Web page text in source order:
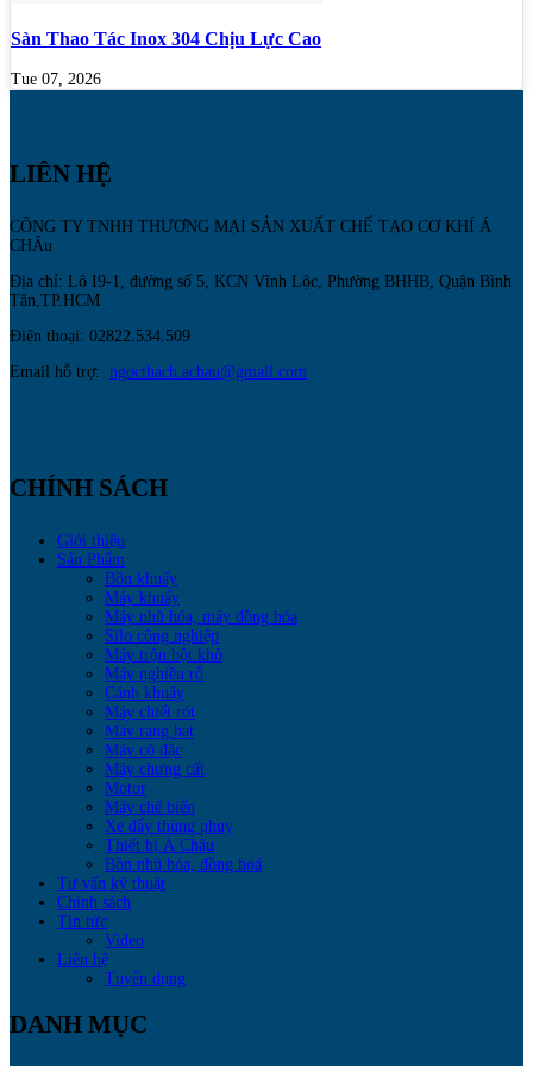
Sàn Thao Tác Inox 304 Chịu Lực Cao
Tue 07, 2026
LIÊN HỆ
CÔNG TY TNHH THƯƠNG MẠI SẢN XUẤT CHẾ TẠO CƠ KHÍ Á
CHÂu
Địa chỉ: Lô I9-1, đường số 5, KCN Vĩnh Lộc, Phường BHHB, Quận Bình
Tân,TP.HCM
Điện thoại: 02822.534.509
Email hỗ trợ: ngocthach.achau@gmail.com
CHÍNH SÁCH
Giới thiệu
Sản Phẩm
Bồn khuấy
Máy khuấy
Máy nhũ hóa, máy đồng hóa
Silo công nghiệp
Máy trộn bột khô
Máy nghiền rổ
Cánh khuấy
Máy chiết rót
Máy rang hạt
Máy cô đặc
Máy chưng cất
Motor
Máy chế biến
Xe đẩy thùng phuy
Thiết bị Á Châu
Bồn nhũ hóa, đồng hoá
Tư vấn kỹ thuật
Chính sách
Tin tức
Video
Liên hệ
Tuyển dụng
DANH MỤC